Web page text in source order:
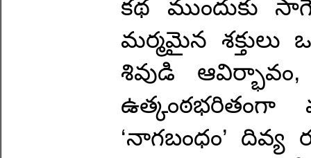
కథ ముందుకు
మర్మమైన
శివుడి
‘నాగబంధం’ దివ్య